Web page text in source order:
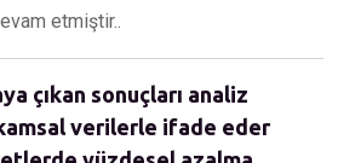
etmiştir..
çıkan sonuçları analiz
verilerle ifade eder